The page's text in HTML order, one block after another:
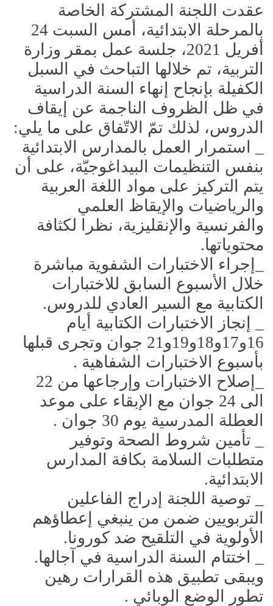
عقدت اللجنة المشتركة الخاصة
بالمرحلة الابتدائية، أمس السبت 24
أفريل 2021، جلسة عمل بمقر وزارة
التربية، تم خلالها التباحث في السبل
الكفيلة بإنجاح إنهاء السنة الدراسية
في ظل الظروف الناجمة عن إيقاف
الدروس، لذلك تمّ الاتّفاق على ما يلي:
_ استمرار العمل بالمدارس الابتدائية
بنفس التنظيمات البيداغوجيّة، على أن
يتم التركيز على مواد اللغة العربية
والرياضيات والإيقاظ العلمي
والفرنسية والإنقليزية، نظرا لكثافة
محتوياتها.
_إجراء الاختبارات الشفوية مباشرة
خلال الأسبوع السابق للاختبارات
الكتابية مع السير العادي للدروس.
_ إنجاز الاختبارات الكتابية أيام
16و17و18و19و21 جوان وتجرى قبلها
بأسبوع الاختبارات الشفاهية .
_إصلاح الاختبارات وإرجاعها من 22
الى 24 جوان مع الإبقاء على موعد
العطلة المدرسية يوم 30 جوان .
_ تأمين شروط الصحة وتوفير
متطلبات السلامة بكافة المدارس
الابتدائية.
_ توصية اللجنة إدراج الفاعلين
التربويين ضمن من ينبغي إعطاؤهم
الأولوية في التلقيح ضد كورونا.
_ اختتام السنة الدراسية في آجالها.
ويبقى تطبيق هذه القرارات رهين
تطور الوضع الوبائي .